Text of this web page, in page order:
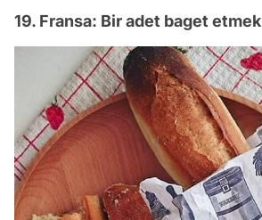
19. Fransa: Bir adet baget etmek